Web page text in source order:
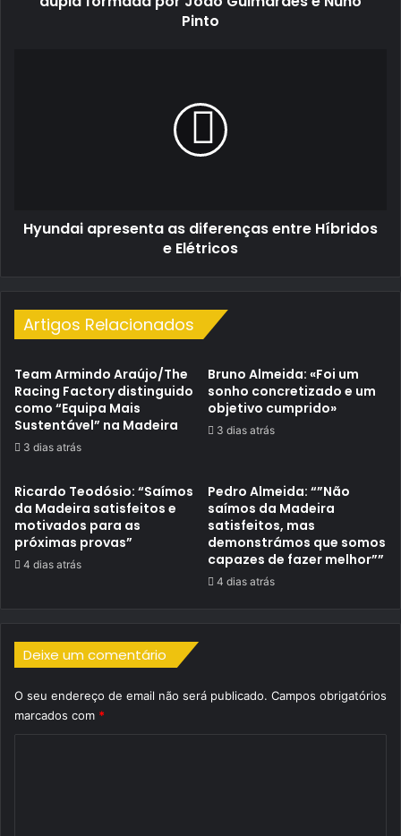
Pinto
Hyundai apresenta as diferenças entre Híbridos
e Elétricos
Artigos Relacionados
Team Armindo Araújo/The
Racing Factory distinguido
como “Equipa Mais
Sustentável” na Madeira
3 dias atrás
Bruno Almeida: «Foi um
sonho concretizado e um
objetivo cumprido»
3 dias atrás
Ricardo Teodósio: “Saímos
da Madeira satisfeitos e
motivados para as
próximas provas”
4 dias atrás
Pedro Almeida: “”Não
saímos da Madeira
satisfeitos, mas
demonstrámos que somos
capazes de fazer melhor””
4 dias atrás
Deixe um comentário
O seu endereço de email não será publicado. Campos obrigatórios
marcados com *